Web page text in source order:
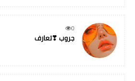
0
جروب ❣تعارف